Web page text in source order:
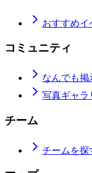
おすすめイ
コミュニティ
なんでも掲
写真ギャラ
チーム
チームを探